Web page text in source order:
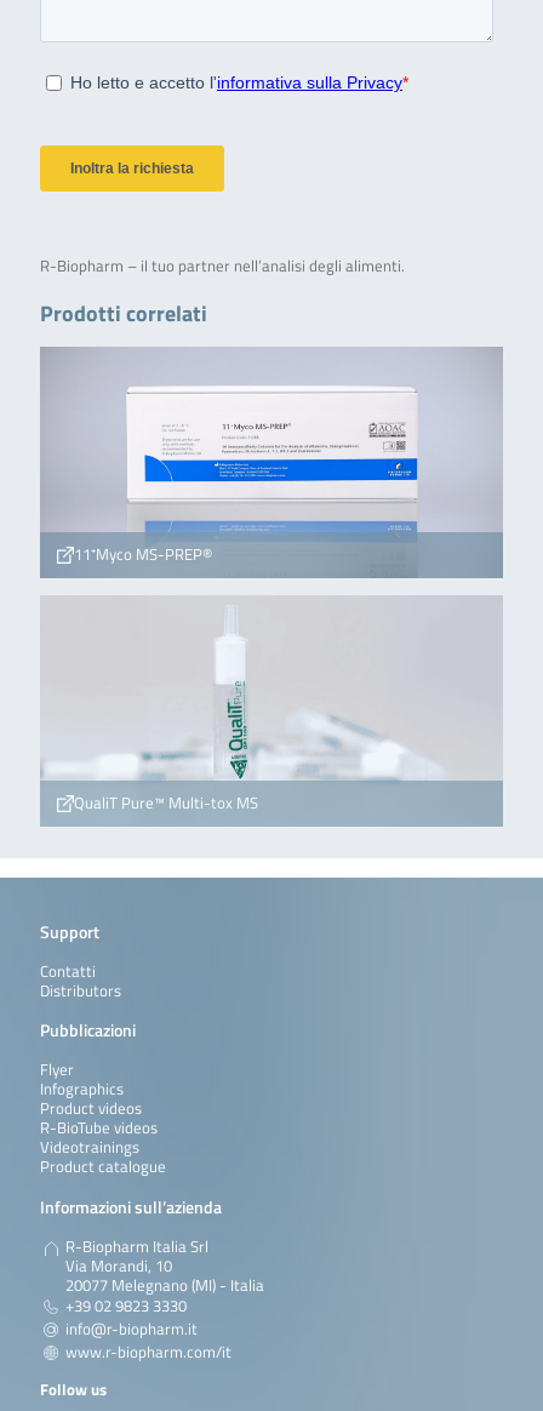
R-Biopharm – il tuo partner nell’analisi degli alimenti.
Prodotti correlati
11⁺Myco MS-PREP®
QualiT Pure™ Multi-tox MS
Support
Contatti
Distributors
Pubblicazioni
Flyer
Infographics
Product videos
R-BioTube videos
Videotrainings
Product catalogue
Informazioni sull’azienda
R-Biopharm Italia Srl
Via Morandi, 10
20077 Melegnano (MI) - Italia
+39 02 9823 3330
info@r-biopharm.it
www.r-biopharm.com/it
Follow us